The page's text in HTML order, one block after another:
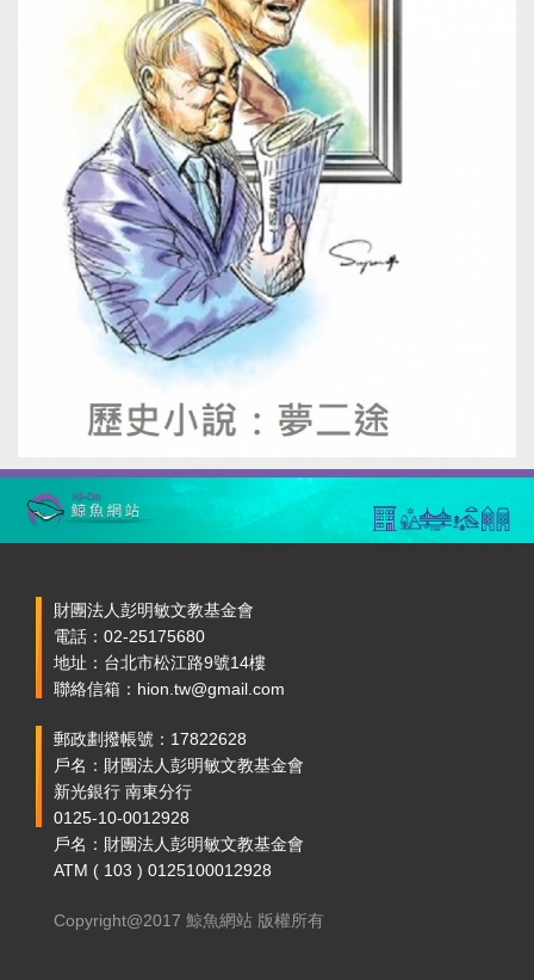
財團法人彭明敏文教基金會
電話：02-25175680
地址：台北市松江路9號14樓
聯絡信箱：hion.tw@gmail.com
郵政劃撥帳號：17822628
戶名：財團法人彭明敏文教基金會
新光銀行 南東分行
0125-10-0012928
戶名：財團法人彭明敏文教基金會
ATM ( 103 ) 0125100012928
Copyright@2017 鯨魚網站 版權所有